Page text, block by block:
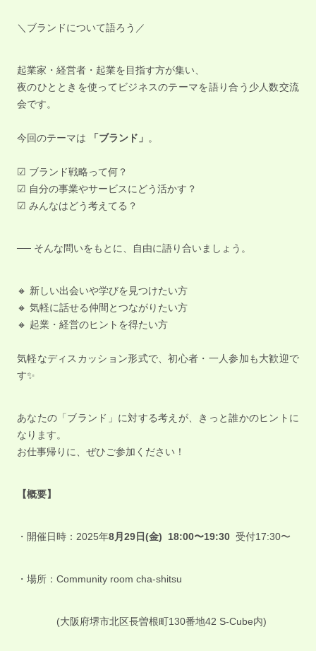
＼ブランドについて語ろう／
起業家・経営者・起業を目指す方が集い、
夜のひとときを使ってビジネスのテーマを語り合う少人数交流
会です。
今回のテーマは 「ブランド」 。
☑ ブランド戦略って何？
☑ 自分の事業やサービスにどう活かす？
☑ みんなはどう考えてる？
── そんな問いをもとに、自由に語り合いましょう。
🔸 新しい出会いや学びを見つけたい方
🔸 気軽に話せる仲間とつながりたい方
🔸 起業・経営のヒントを得たい方
気軽なディスカッション形式で、初心者・一人参加も大歓迎で
す✨
あなたの「ブランド」に対する考えが、きっと誰かのヒントに
なります。
お仕事帰りに、ぜひご参加ください！
【概要】
・開催日時：2025年8月29日(金) 18:00〜19:30 受付17:30〜
・場所：Community room cha-shitsu
(大阪府堺市北区長曽根町130番地42 S-Cube内)